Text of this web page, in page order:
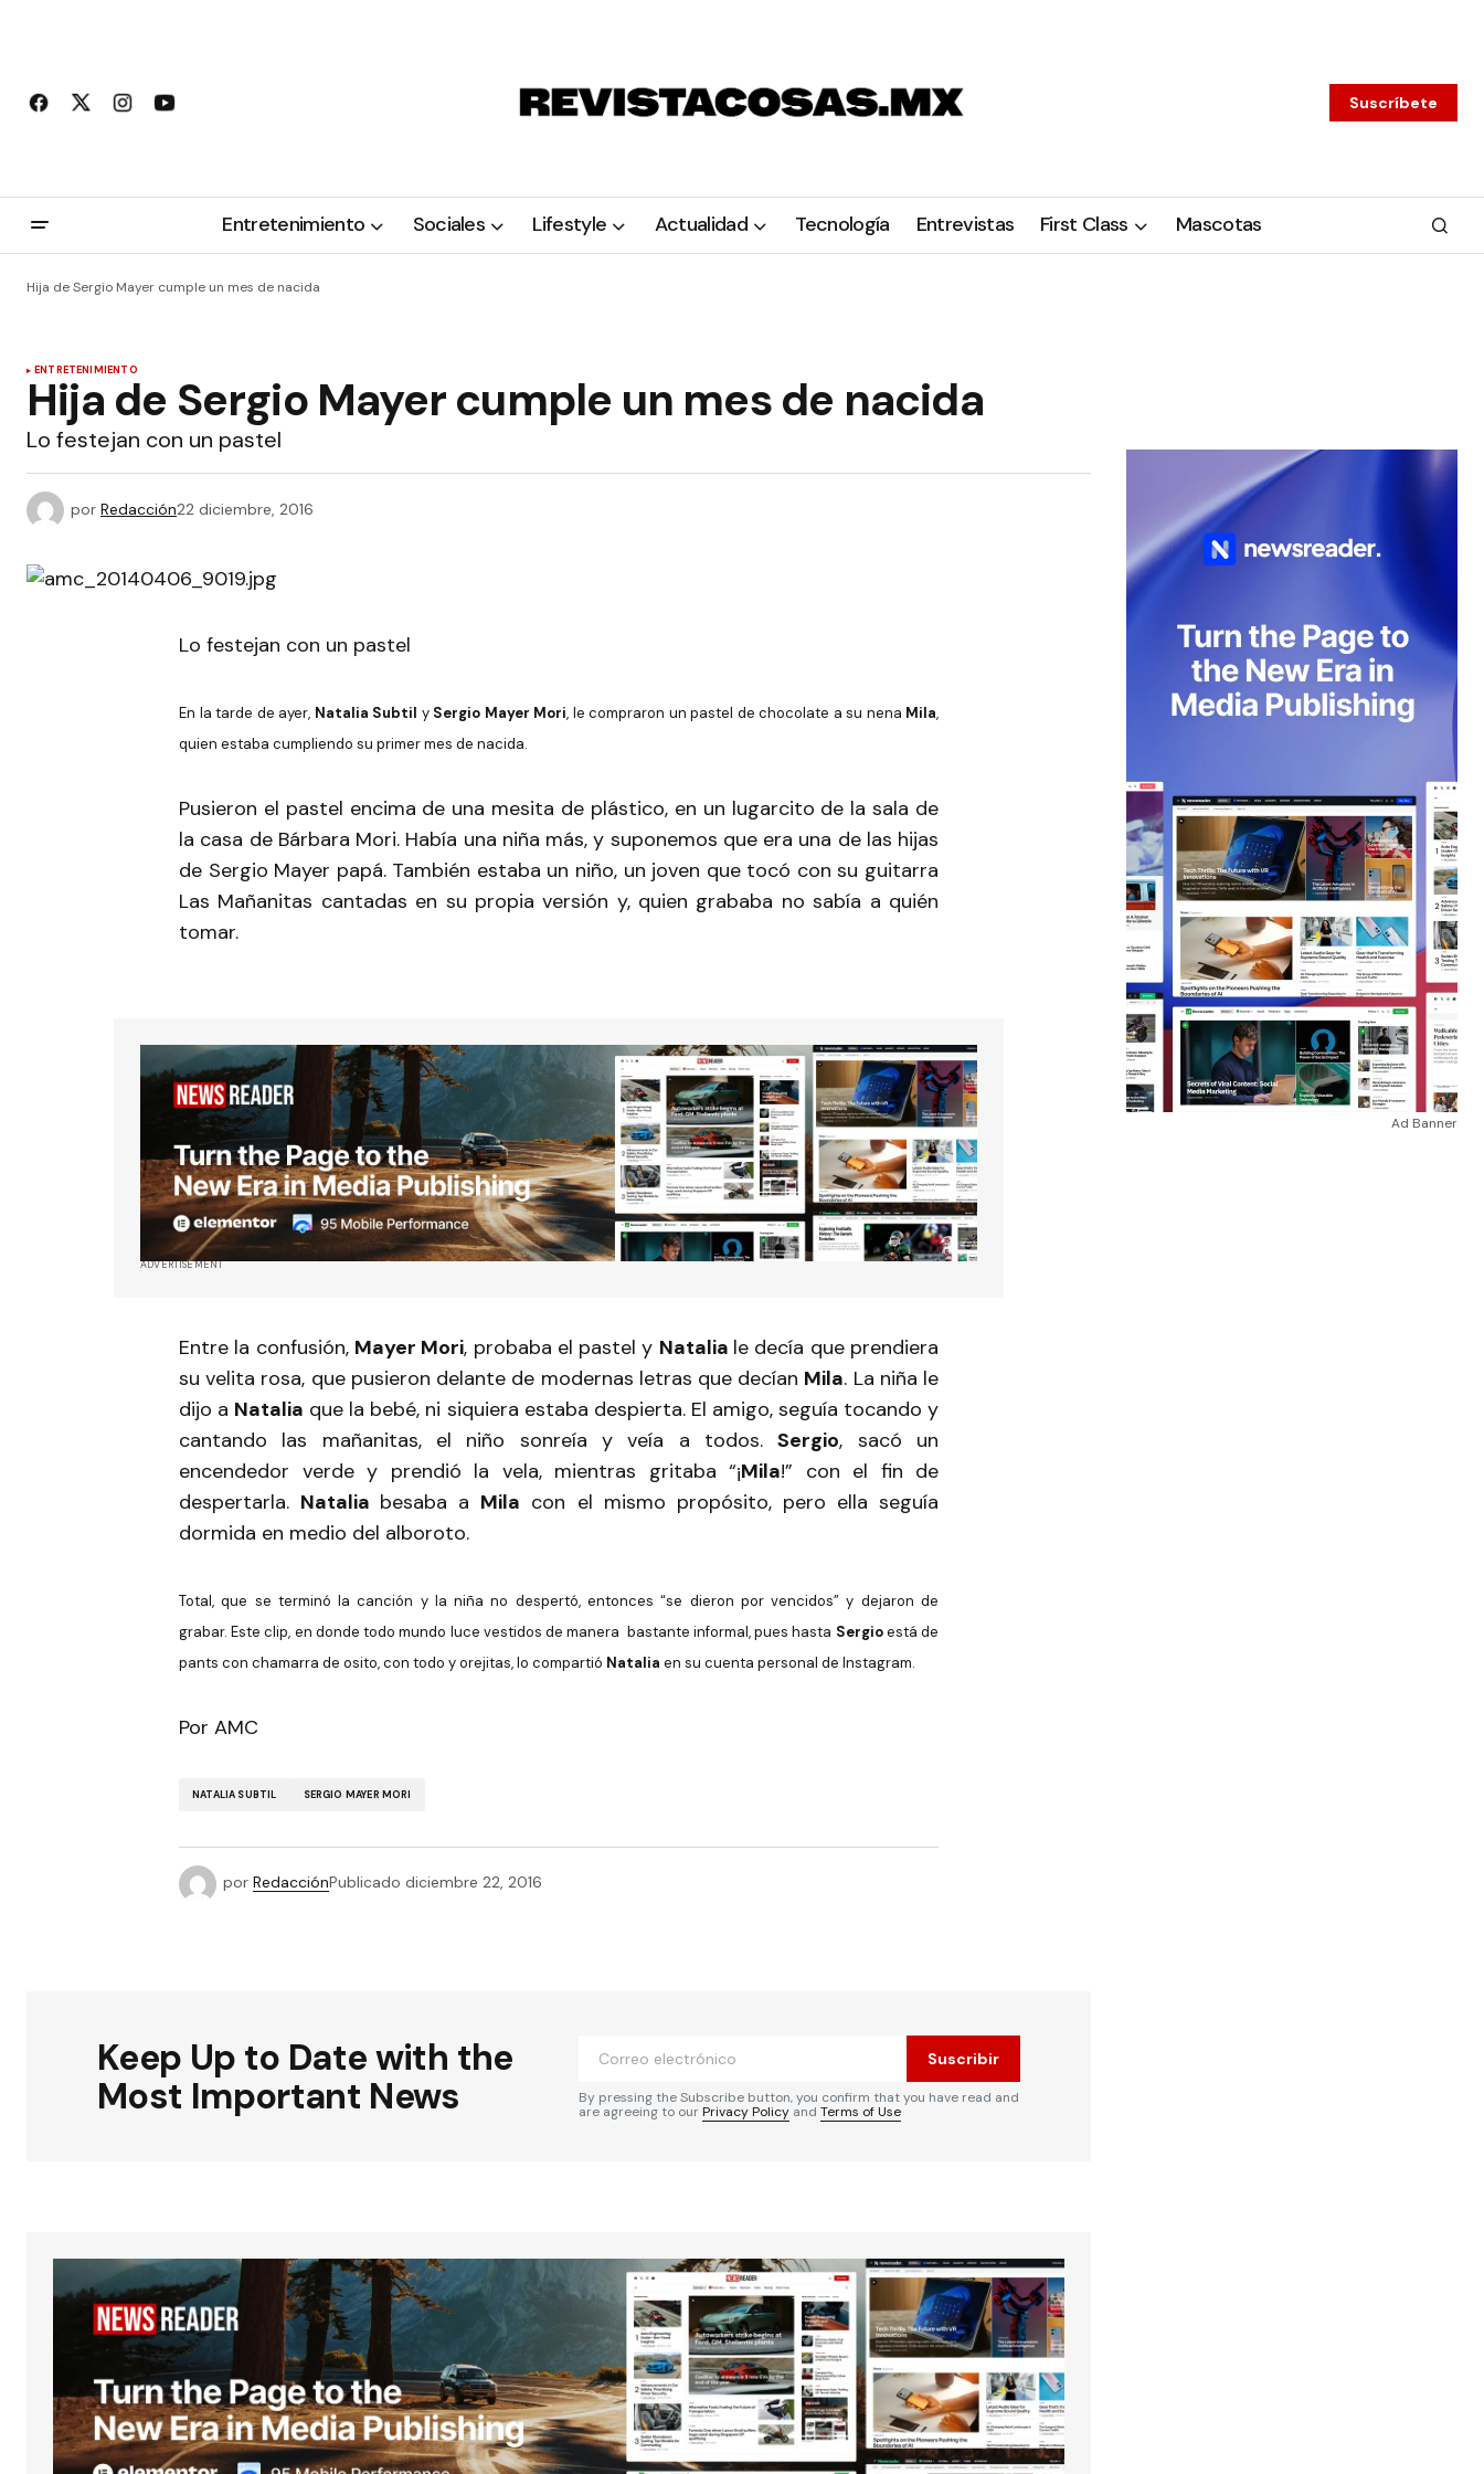
Suscríbete
Entretenimiento Sociales Lifestyle Actualidad Tecnología Entrevistas First Class Mascotas
Hija de Sergio Mayer cumple un mes de nacida
ENTRETENIMIENTO
Hija de Sergio Mayer cumple un mes de nacida
Lo festejan con un pastel
por Redacción22 diciembre, 2016
Lo festejan con un pastel
En la tarde de ayer, Natalia Subtil y Sergio Mayer Mori, le compraron un pastel de chocolate a su nena Mila,
quien estaba cumpliendo su primer mes de nacida.
Pusieron el pastel encima de una mesita de plástico, en un lugarcito de la sala de
la casa de Bárbara Mori. Había una niña más, y suponemos que era una de las hijas
de Sergio Mayer papá. También estaba un niño, un joven que tocó con su guitarra
Las Mañanitas cantadas en su propia versión y, quien grababa no sabía a quién
tomar.
ADVERTISEMENT
Entre la confusión, Mayer Mori, probaba el pastel y Natalia le decía que prendiera
su velita rosa, que pusieron delante de modernas letras que decían Mila. La niña le
dijo a Natalia que la bebé, ni siquiera estaba despierta. El amigo, seguía tocando y
cantando las mañanitas, el niño sonreía y veía a todos.Sergio, sacó un
encendedor verde y prendió la vela, mientras gritaba “¡Mila!” con el fin de
despertarla. Natalia besaba a Mila con el mismo propósito, pero ella seguía
dormida en medio del alboroto.
Total, que se terminó la canción y la niña no despertó, entonces “se dieron por vencidos” y dejaron de
grabar.Este clip, en donde todo mundo luce vestidos de manera bastante informal, pues hasta Sergioestá de
pants con chamarra de osito, con todo y orejitas, lo compartió Natalia en su cuenta personal de Instagram.
Por AMC
NATALIA SUBTIL SERGIO MAYER MORI
por RedacciónPublicado diciembre 22, 2016
Keep Up to Date with the
Most Important News
Suscribir
By pressing the Subscribe button, you confirm that you have read and
are agreeing to ourPrivacy Policy and Terms of Use
Ad Banner